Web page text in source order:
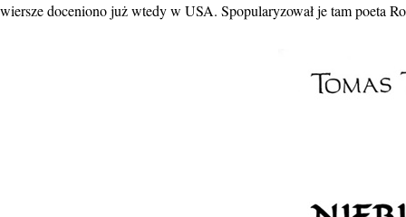
wiersze doceniono już wtedy w USA. Spopularyzował je tam poeta